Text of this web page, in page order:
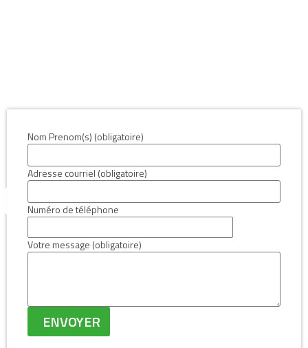
Nom Prenom(s) (obligatoire)
Adresse courriel (obligatoire)
Numéro de téléphone
Votre message (obligatoire)